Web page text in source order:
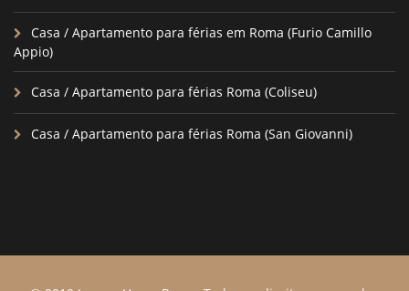
Casa / Apartamento para férias em Roma (Furio Camillo
Appio)
Casa / Apartamento para férias Roma (Coliseu)
Casa / Apartamento para férias Roma (San Giovanni)